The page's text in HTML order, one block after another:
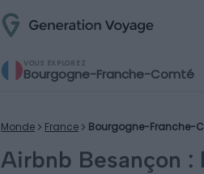
VOUS EXPLOREZ
Bourgogne-Franche-Comté
Monde France Bourgogne-Franche-
Airbnb Besançon